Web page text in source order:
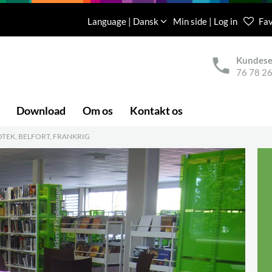
Language | Dansk Min side | Log in
76 78
Download Om os Kontakt os
BELFORT, FRANKRIG